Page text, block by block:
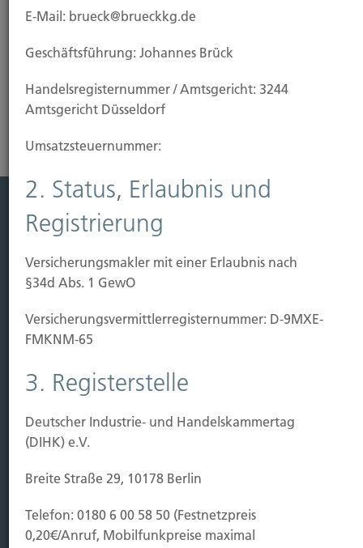
Bauteilen durch Unbekannte oder fahrlässiges
Handeln von Bauarbeitern. So ist Ihr zukünftiges
Eigenheim bereits vom ersten Spatenstich an
versichert.
Leistung
Leben
Vorsorgen
Immobilien Vers.
Baubeginn
Einzug/Vermietung
Schaden
Kontakt
Hubert Brück KG| Inhaber: Dipl. Ökonom Johannes
Brück | Kapellstraße 2 | 40479 Düsseldorf
E-Mail: brueck@brueckkg.de
Geschäftsführung: Johannes Brück
Handels­registernummer / Amtsgericht: 3244
Amtsgericht Düsseldorf
Umsatzsteuer­nummer:
2. Status, Erlaubnis und
Registrierung
Versicherungsmakler mit einer Erlaubnis nach
§34d Abs. 1 GewO
Versicherungs­vermittler­registernummer: D-9MXE-
FMKNM-65
3. Registerstelle
Deutscher Industrie- und Handelskammertag
(DIHK) e.V.
Breite Straße 29, 10178 Berlin
Telefon: 0180 6 00 58 50 (Festnetzpreis
0,20€/Anruf, Mobilfunkpreise maximal